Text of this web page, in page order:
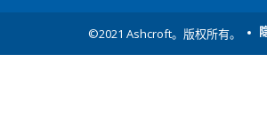
©2021 Ashcroft。版权所有。